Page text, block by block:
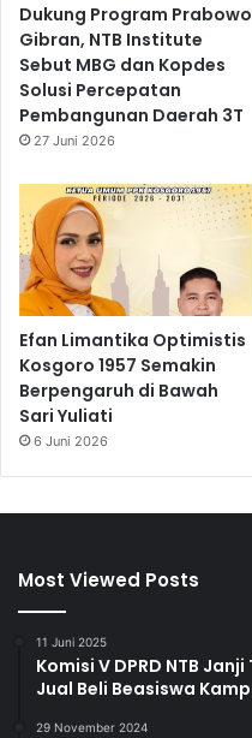
Dukung Program Prabowo
Gibran, NTB Institute
Sebut MBG dan Kopdes
Solusi Percepatan
Pembangunan Daerah 3T
27 Juni 2026
Efan Limantika Optimistis
Kosgoro 1957 Semakin
Berpengaruh di Bawah
Sari Yuliati
6 Juni 2026
Most Viewed Posts
11 Juni 2025
Komisi V DPRD NTB
Jual Beli Beasiswa
29 November 2024